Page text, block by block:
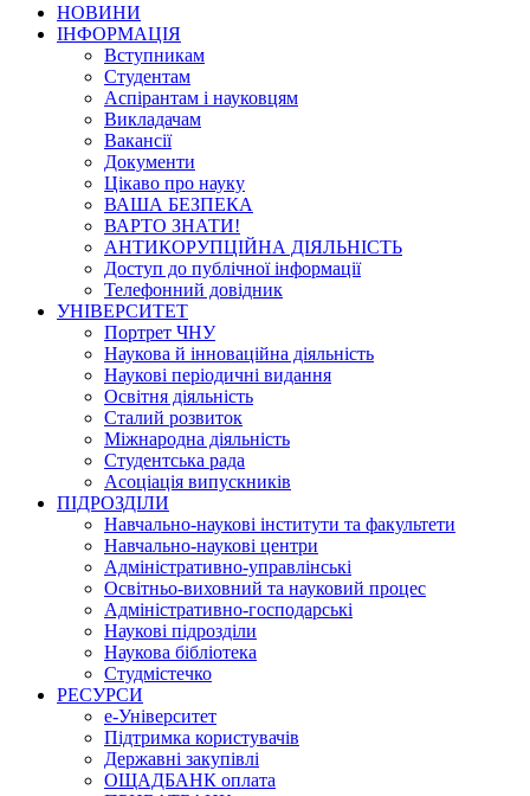
НОВИНИ
ІНФОРМАЦІЯ
Вступникам
Студентам
Аспірантам і науковцям
Викладачам
Вакансії
Документи
Цікаво про науку
ВАША БЕЗПЕКА
ВАРТО ЗНАТИ!
АНТИКОРУПЦІЙНА ДІЯЛЬНІСТЬ
Доступ до публічної інформації
Телефонний довідник
УНІВЕРСИТЕТ
Портрет ЧНУ
Наукова й інноваційна діяльність
Наукові періодичні видання
Освітня діяльність
Сталий розвиток
Міжнародна діяльність
Студентська рада
Асоціація випускників
ПІДРОЗДІЛИ
Навчально-наукові інститути та факультети
Навчально-наукові центри
Адміністративно-управлінські
Освітньо-виховний та науковий процес
Адміністративно-господарські
Наукові підрозділи
Наукова бібліотека
Студмістечко
РЕСУРСИ
е-Університет
Підтримка користувачів
Державні закупівлі
ОЩАДБАНК оплата